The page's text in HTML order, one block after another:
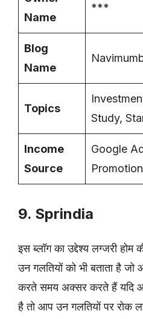
Name
***
Blog
Name
Topics
Study,
Income
Source
Google
Promotion
9. Sprindia
इस ब्लॉग का उद्देश्य लग्जरी होम
उन गलतियों को भी बताता है
करते समय अक्सर करते हैं यदि
है तो आप उन गलतियों पर रोक